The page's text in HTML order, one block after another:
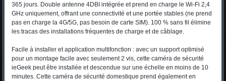
365 jours. Double antenne 4DBI intégrée et prend en charge le Wi-Fi 2,4
GHz uniquement, offrant une connectivité et une portée stables (ne prend
pas en charge la 4G/5G, pas besoin de carte SIM). 100 % sans fil élimine
les tracas des installations fréquentes de charge et de câblage.
Facile à installer et application multifonction : avec un support optimisé
pour un montage facile avec seulement 2 vis, cette caméra de sécurité
ieGeek peut être installée et descendue sur une échelle en moins de 10
minutes. Cette caméra de sécurité domestique prend également en